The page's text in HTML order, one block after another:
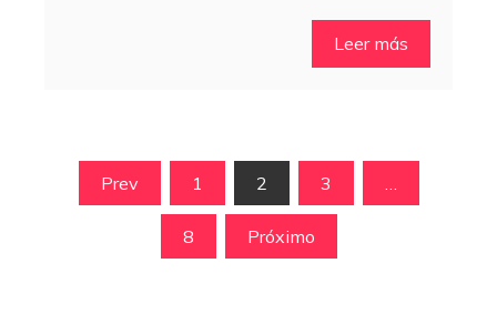
Leer más
Paginación
Prev 1 2 3
8 Próximo